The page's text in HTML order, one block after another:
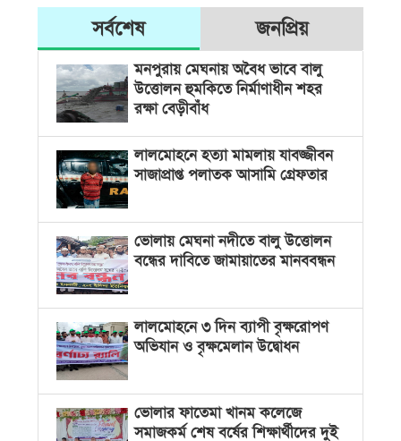
সর্বশেষ জনপ্রিয়
মনপুরায় মেঘনায় অবৈধ ভাবে বালু
উত্তোলন হুমকিতে নির্মাণাধীন শহর
রক্ষা বেড়ীবাঁধ
লালমোহনে হত্যা মামলায় যাবজ্জীবন
সাজাপ্রাপ্ত পলাতক আসামি গ্রেফতার
ভোলায় মেঘনা নদীতে বালু উত্তোলন
বন্ধের দাবিতে জামায়াতের মানববন্ধন
লালমোহনে ৩ দিন ব্যাপী বৃক্ষরোপণ
অভিযান ও বৃক্ষমেলান উদ্বোধন
ভোলার ফাতেমা খানম কলেজে
সমাজকর্ম শেষ বর্ষের শিক্ষার্থীদের দুই